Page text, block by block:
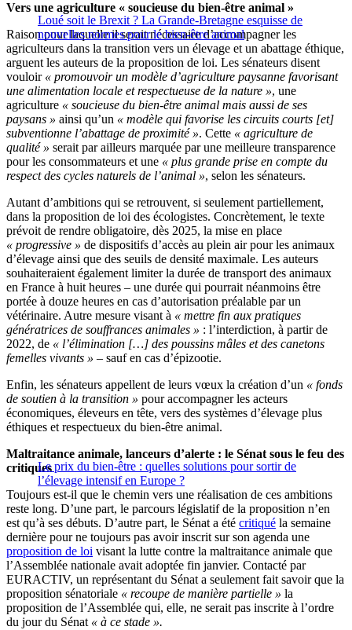
Loué soit le Brexit ? La Grande-Bretagne esquisse de
nouvelles normes pour le bien-être animal
Vers une agriculture « soucieuse du bien-être animal »
Raison pour laquelle il serait nécessaire d’accompagner les
agriculteurs dans la transition vers un élevage et un abattage éthique,
arguent les auteurs de la proposition de loi. Les sénateurs disent
vouloir « promouvoir un modèle d’agriculture paysanne favorisant
une alimentation locale et respectueuse de la nature », une
agriculture « soucieuse du bien-être animal mais aussi de ses
paysans » ainsi qu’un « modèle qui favorise les circuits courts [et]
subventionne l’abattage de proximité ». Cette « agriculture de
qualité » serait par ailleurs marquée par une meilleure transparence
pour les consommateurs et une « plus grande prise en compte du
respect des cycles naturels de l’animal », selon les sénateurs.
Autant d’ambitions qui se retrouvent, si seulement partiellement,
dans la proposition de loi des écologistes. Concrètement, le texte
prévoit de rendre obligatoire, dès 2025, la mise en place
« progressive » de dispositifs d’accès au plein air pour les animaux
d’élevage ainsi que des seuils de densité maximale. Les auteurs
souhaiteraient également limiter la durée de transport des animaux
en France à huit heures – une durée qui pourrait néanmoins être
portée à douze heures en cas d’autorisation préalable par un
vétérinaire. Autre mesure visant à « mettre fin aux pratiques
génératrices de souffrances animales » : l’interdiction, à partir de
2022, de « l’élimination […] des poussins mâles et des canetons
femelles vivants » – sauf en cas d’épizootie.
Enfin, les sénateurs appellent de leurs vœux la création d’un « fonds
de soutien à la transition » pour accompagner les acteurs
économiques, éleveurs en tête, vers des systèmes d’élevage plus
éthiques et respectueux du bien-être animal.
Le prix du bien-être : quelles solutions pour sortir de
l’élevage intensif en Europe ?
Maltraitance animale, lanceurs d’alerte : le Sénat sous le feu des
critiques
Toujours est-il que le chemin vers une réalisation de ces ambitions
reste long. D’une part, le parcours législatif de la proposition n’en
est qu’à ses débuts. D’autre part, le Sénat a été critiqué la semaine
dernière pour ne toujours pas avoir inscrit sur son agenda une
proposition de loi visant la lutte contre la maltraitance animale que
l’Assemblée nationale avait adoptée fin janvier. Contacté par
EURACTIV, un représentant du Sénat a seulement fait savoir que la
proposition sénatoriale « recoupe de manière partielle » la
proposition de l’Assemblée qui, elle, ne serait pas inscrite à l’ordre
du jour du Sénat « à ce stade ».